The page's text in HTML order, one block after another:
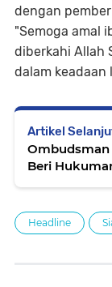
dengan
"Semoga amal
diberkahi Allah
dalam keadaan
Artikel
Ombudsman
Beri
Headline